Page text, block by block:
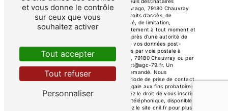
suivants: AGC 194 Boulevard François Arago, 79180 Chauvray
contact@agc-79.fr. Vous disposez de droits d’accès, de
rectification, d’effacement, de portabilité, de limitation,
d’opposition, de retrait de votre consentement à tout moment et
du droit d’introduire une réclamation auprès d’une autorité de
contrôle, ainsi que d’organiser le sort de vos données post-
mortem. Vous pouvez exercer ces droits par voie postale à
l'adresse 194 Boulevard François Arago, 79180 Chauvray ou par
courrier électronique à l'adresse contact@agc-79.fr. Un
justificatif d'identité pourra vous être demandé. Nous
conservons vos données pendant la période de prise de contact
puis pendant la durée de prescription légale aux fins probatoires
et de gestion des contentieux. Vous avez le droit de vous inscrire
sur la liste d'opposition au démarchage téléphonique, disponible à
. Consultez le site cnil.fr pour plus
et vous donne le contrôle
sur ceux que vous
souhaitez activer
Tout accepter
Tout refuser
Personnaliser